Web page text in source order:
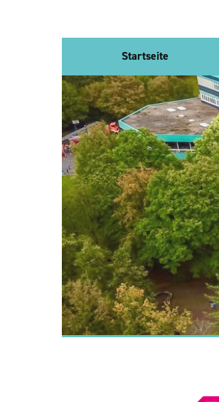
Startseite